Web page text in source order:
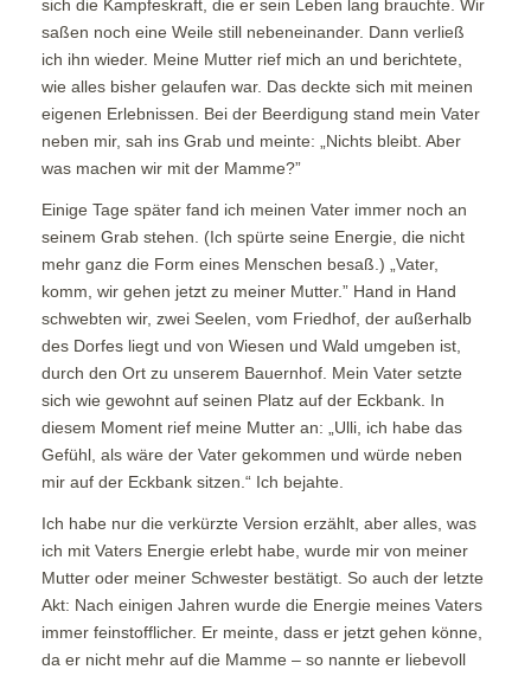
sich die Kampfeskraft, die er sein Leben lang brauchte. Wir
saßen noch eine Weile still nebeneinander. Dann verließ
ich ihn wieder. Meine Mutter rief mich an und berichtete,
wie alles bisher gelaufen war. Das deckte sich mit meinen
eigenen Erlebnissen. Bei der Beerdigung stand mein Vater
neben mir, sah ins Grab und meinte: „Nichts bleibt. Aber
was machen wir mit der Mamme?”
Einige Tage später fand ich meinen Vater immer noch an
seinem Grab stehen. (Ich spürte seine Energie, die nicht
mehr ganz die Form eines Menschen besaß.) „Vater,
komm, wir gehen jetzt zu meiner Mutter.” Hand in Hand
schwebten wir, zwei Seelen, vom Friedhof, der außerhalb
des Dorfes liegt und von Wiesen und Wald umgeben ist,
durch den Ort zu unserem Bauernhof. Mein Vater setzte
sich wie gewohnt auf seinen Platz auf der Eckbank. In
diesem Moment rief meine Mutter an: „Ulli, ich habe das
Gefühl, als wäre der Vater gekommen und würde neben
mir auf der Eckbank sitzen.“ Ich bejahte.
Ich habe nur die verkürzte Version erzählt, aber alles, was
ich mit Vaters Energie erlebt habe, wurde mir von meiner
Mutter oder meiner Schwester bestätigt. So auch der letzte
Akt: Nach einigen Jahren wurde die Energie meines Vaters
immer feinstofflicher. Er meinte, dass er jetzt gehen könne,
da er nicht mehr auf die Mamme – so nannte er liebevoll